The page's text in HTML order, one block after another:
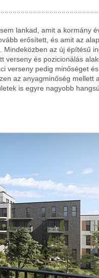
lankad, amit a kormány
erősített, és amit az
az új építésű
verseny és pozicionálás
verseny pedig minőséget
az anyagminőség mellett
is egyre nagyobb